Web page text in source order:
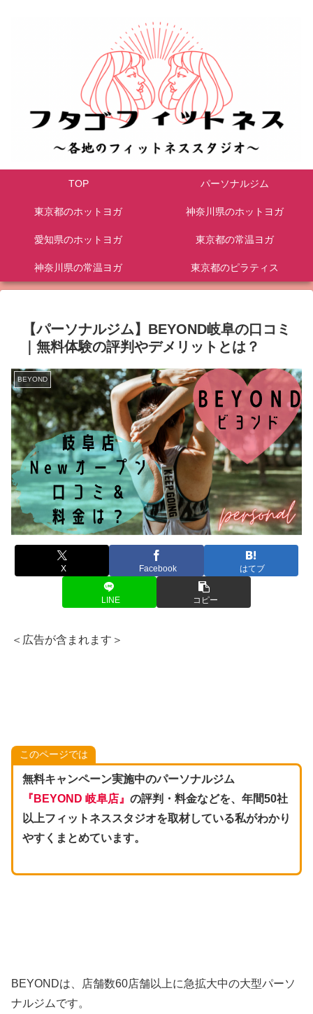
TOP パーソナルジム
東京都のホットヨガ 神奈川県のホットヨガ
愛知県のホットヨガ 東京都の常温ヨガ
神奈川県の常温ヨガ 東京都のピラティス
【パーソナルジム】BEYOND岐阜の口コミ
｜無料体験の評判やデメリットとは？
BEYOND
X Facebook はてブ
LINE コピー
＜広告が含まれます＞
このページでは
無料キャンペーン実施中のパーソナルジム
『BEYOND 岐阜店』 の評判・料金などを、年間50社
以上フィットネススタジオを取材している私がわかり
やすくまとめています。
BEYONDは、店舗数60店舗以上に急拡大中の大型パーソ
ナルジムです。